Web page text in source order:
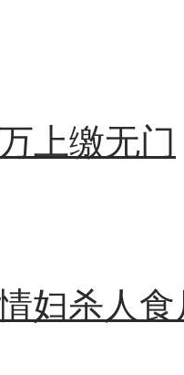
上缴无门
妇杀人食